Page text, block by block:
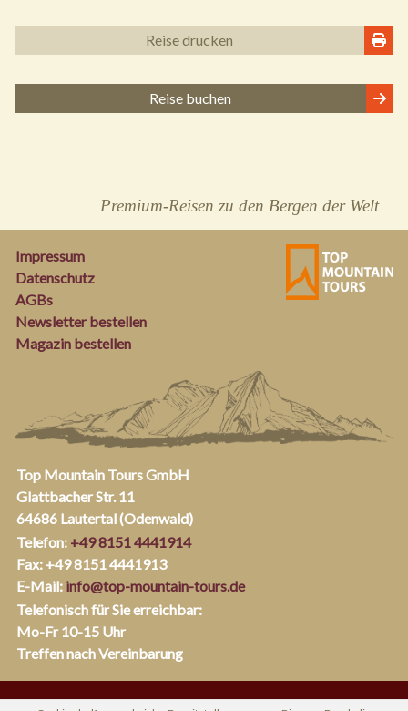
Reise drucken
Reise buchen
Premium-Reisen zu den Bergen der Welt
Impressum
Datenschutz
AGBs
Newsletter bestellen
Magazin bestellen
Top Mountain Tours GmbH
Glattbacher Str. 11
64686 Lautertal (Odenwald)
Telefon: +49 8151 4441914
Fax: +49 8151 4441913
E-Mail: info@top-mountain-tours.de
Telefonisch für Sie erreichbar:
Mo-Fr 10-15 Uhr
Treffen nach Vereinbarung